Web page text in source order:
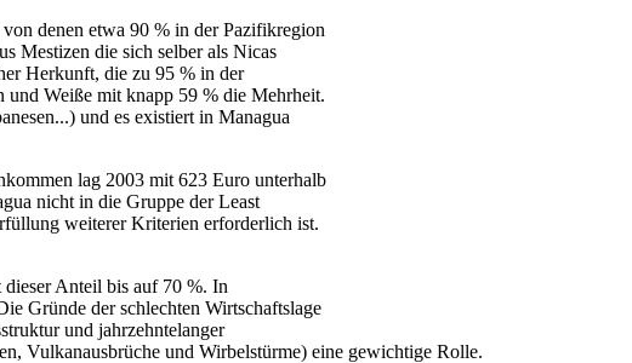
denen etwa 90 % in der Pazifikregion
Mestizen die sich selber als Nicas
Herkunft, die zu 95 % in der
Weiße mit knapp 59 % die Mehrheit.
und es existiert in Managua
lag 2003 mit 623 Euro unterhalb
nicht in die Gruppe der Least
weiterer Kriterien erforderlich ist.
Anteil bis auf 70 %. In
Gründe der schlechten Wirtschaftslage
und jahrzehntelanger
Vulkanausbrüche und Wirbelstürme) eine gewichtige Rolle.